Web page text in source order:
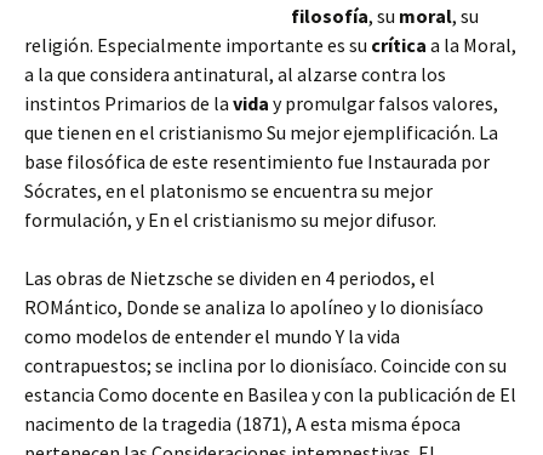
filosofía, su moral, su
religión. Especialmente importante es su crítica a la Moral,
a la que considera antinatural, al alzarse contra los
instintos Primarios de la vida y promulgar falsos valores,
que tienen en el cristianismo Su mejor ejemplificación. La
base filosófica de este resentimiento fue Instaurada por
Sócrates, en el platonismo se encuentra su mejor
formulación, y En el cristianismo su mejor difusor.
Las obras de Nietzsche se dividen en 4 periodos, el
ROMántico, Donde se analiza lo apolíneo y lo dionisíaco
como modelos de entender el mundo Y la vida
contrapuestos; se inclina por lo dionisíaco. Coincide con su
estancia Como docente en Basilea y con la publicación de El
nacimento de la tragedia (1871), A esta misma época